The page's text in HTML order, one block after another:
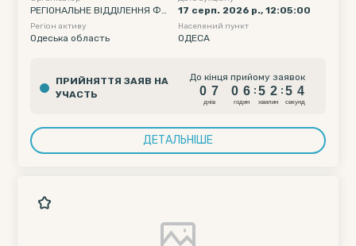
РЕГІОНАЛЬНЕ ВІДДІЛЕННЯ ФО
НДУ ДЕРЖАВНОГО МАЙНА УК
РАЇНИ ПО ОДЕСЬКІЙ ТА МИКО
17 серп. 2026 р., 12:05:00
Регіон активу
Одеська область
Населений пункт
ОДЕСА
ПРИЙНЯТТЯ ЗАЯВ НА
УЧАСТЬ
До кінця прийому заявок
0
0
7
7
днiв
0
0
6
6
годин
:
5
5
2
2
хвилин
:
5
5 3
4
секунд
ДЕТАЛЬНІШЕ